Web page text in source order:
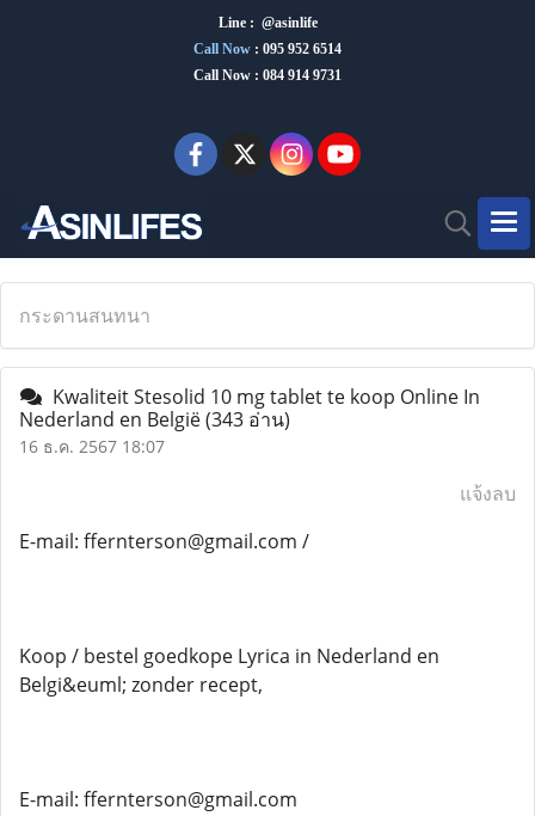
Line : @asinlife
Call Now : 095 952 6514
Call Now : 084 914 9731
กระดานสนทนา
Kwaliteit Stesolid 10 mg tablet te koop Online In
Nederland en België(343 อ่าน)
16 ธ.ค. 2567 18:07
แจ้งลบ
E-mail: ffernterson@gmail.com /
Koop / bestel goedkope Lyrica in Nederland en
Belgi&euml; zonder recept,
E-mail: ffernterson@gmail.com